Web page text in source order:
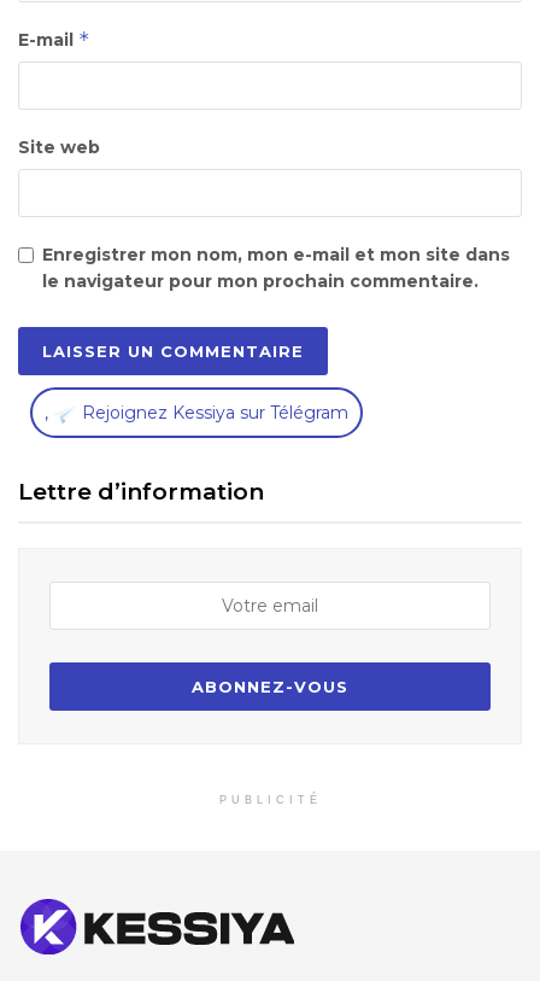
E-mail *
Site web
Enregistrer mon nom, mon e-mail et mon site dans
le navigateur pour mon prochain commentaire.
, Rejoignez Kessiya sur Télégram
Lettre d’information
PUBLICITÉ